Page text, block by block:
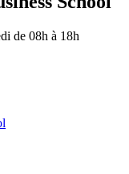
de 08h à 18h